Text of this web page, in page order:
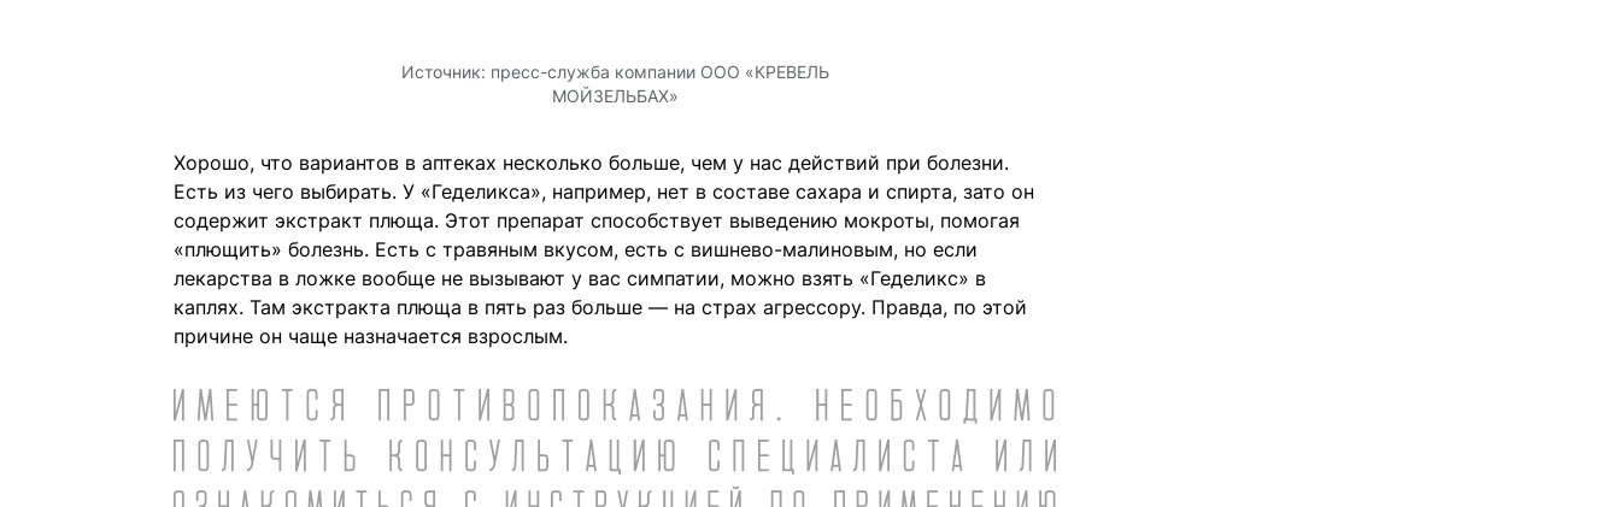
Источник: пресс-служба компании ООО «КРЕВЕЛЬ
МОЙЗЕЛЬБАХ»
Хорошо, что вариантов в аптеках несколько больше, чем у нас действий при болезни.
Есть из чего выбирать. У «Геделикса», например, нет в составе сахара и спирта, зато он
содержит экстракт плюща. Этот препарат способствует выведению мокроты, помогая
«плющить» болезнь. Есть с травяным вкусом, есть с вишнево-малиновым, но если
лекарства в ложке вообще не вызывают у вас симпатии, можно взять «Геделикс» в
каплях. Там экстракта плюща в пять раз больше — на страх агрессору. Правда, по этой
причине он чаще назначается взрослым.